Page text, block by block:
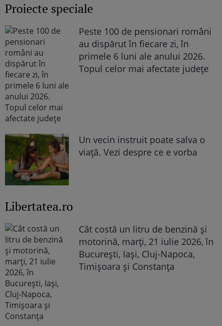
Proiecte speciale
Peste 100 de pensionari români
au dispărut în fiecare zi, în
primele 6 luni ale anului 2026.
Topul celor mai afectate județe
Un vecin instruit poate salva o
viață. Vezi despre ce e vorba
Libertatea.ro
Cât costă un litru de benzină și
motorină, marți, 21 iulie 2026, în
București, Iași, Cluj-Napoca,
Timișoara și Constanța